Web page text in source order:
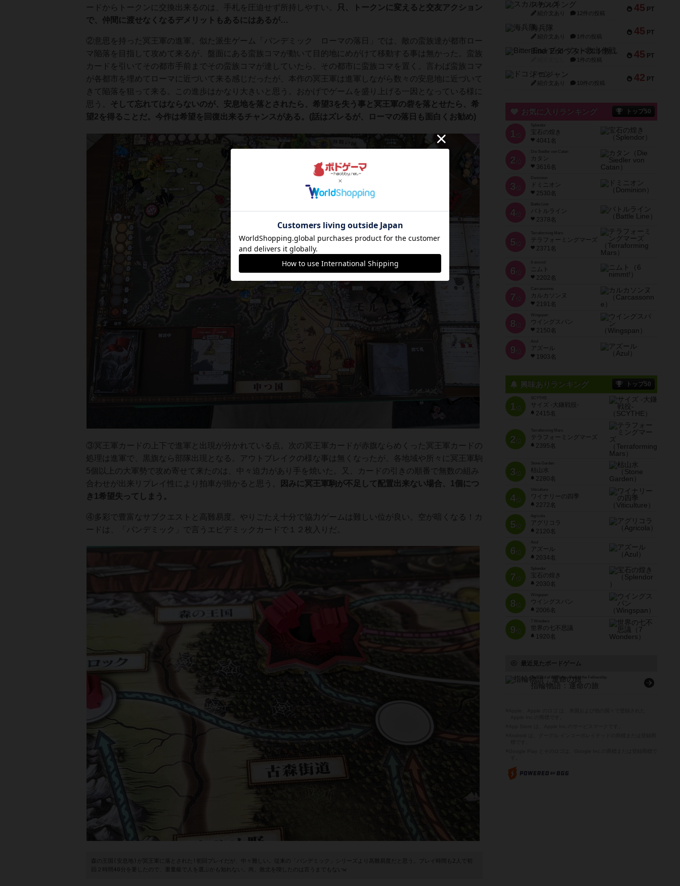
ードからトークンに交換出来るのは、手札を圧迫せず所持しやすい。
只、トークンに変えると交友アクション
で、仲間に渡せなくなるデメリットもあるにはあるが…
②意思を持った冥王軍の進軍。似た派生ゲーム「パンデミック ローマの落日」では、敵の蛮族達が都市ロー
マ陥落を目指して攻めて来るが、盤面にある蛮族コマが動いて目的地にめがけて移動する事は無かった。蛮族
カードを引いてその都市手前までその蛮族コマが達していたら、その都市に蛮族コマを置く。言わば蛮族コマ
が各都市を埋めてローマに近づいて来る感じだったが、本作の冥王軍は進軍しながら数々の安息地に近づいて
きて陥落を狙って来る。この進歩はかなり大きいと思う。おかげでゲームを盛り上げる一因となっている様に
思う。
そして忘れてはならないのが、安息地を落とされたら、希望3を失う事と冥王軍の砦を落とせたら、希
望2を得ることだ。今作は希望を回復出来るチャンスがある。(話はズレるが、ローマの落日も面白くお勧め)
③冥王軍カードの上下で進軍と出現が分かれている点。次の冥王軍カードが赤旗ならめくった冥王軍カードの
処理は進軍で、黒旗なら部隊出現となる。アウトブレイクの様な事は無くなったが、各地域や所々に冥王軍駒
5個以上の大軍勢で攻め寄せて来たのは、中々迫力があり手を焼いた。又、カードの引きの順番で無数の組み
合わせが出来リプレイ性により拍車が掛かると思う。
因みに冥王軍駒が不足して配置出来ない場合、1個につ
き1希望失ってしまう。
④多彩で豊富なサブクエストと高難易度。やりごたえ十分で協力ゲームは難しい位が良い。空が暗くなる！カ
ードは、「パンデミック」で言うエピデミックカードで１２枚入りだ。
森の王国(安息地)が冥王軍に落とされた!初回プレイだが、中々難しい。従来の「パンデミック」シリーズより高難易度だと思う。プレイ時間も2人で初
回２時間40分を要したので、重量級で人を選ぶかも知れない。尚、敗北を喫したのは言うまでもないw
45 PT
スカルキング
紹介文あり 12件の投稿
45 PT
海兵隊
紹介文あり 1件の投稿
45 PT
Bitter End ブタペスト救出作戦
1件の投稿
42 PT
ドコジャン
紹介文あり 10件の投稿
お気に入りランキング トップ50
1 位
宝石の煌き
4041名
2 位
Die Siedler von Catan
カタン
3616名
3 位
ドミニオン
2530名
4位
Battle Line
バトルライン
2378名
5 位
Terraforming Mars
テラフォーミングマーズ
2371名
6 位
ニムト
2202名
7 位
Carcassonne
カルカソンヌ
2191名
8 位
Wingspan
ウイングスパン
2150名
9 位
Azul
アズール
1903名
興味ありランキング トップ50
1位
SCYTHE
サイズ -大鎌戦役-
2415名
2位
Terraforming Mars
テラフォーミングマーズ
2395名
3位
Stone Garden
枯山水
2280名
4位
Viticulture
ワイナリーの四季
2272名
5位
Agricola
アグリコラ
2120名
6位
Azul
アズール
2034名
7位
宝石の煌き
2030名
8位
Wingspan
ウイングスパン
2006名
9位
7 Wonders
世界の七不思議
1920名
最近見たボードゲーム
The Lord of the Rings: Fate of the Fellowship
指輪物語：運命の旅